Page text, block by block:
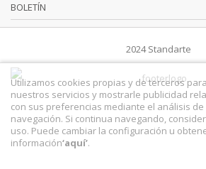
BOLETÍN
2024 Standarte
Utilizamos cookies propias y de terceros
nuestros servicios y mostrarle publicidad
con sus preferencias mediante el análisis
navegación. Si continua navegando,
uso. Puede cambiar la configuración u
información‘aquí’.